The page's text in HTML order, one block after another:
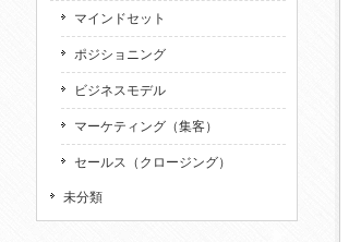
マインドセット
ポジショニング
ビジネスモデル
マーケティング（集客）
セールス（クロージング）
未分類